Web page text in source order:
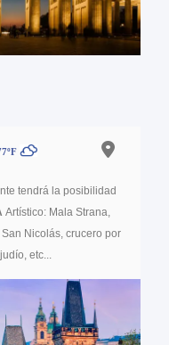
tendrá la posibilidad
Artístico: Mala Strana,
Nicolás, crucero por
etc...